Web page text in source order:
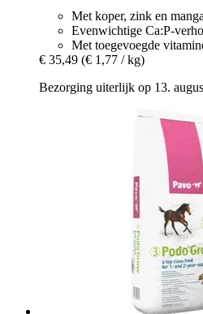
Met koper, zink en
Evenwichtige Ca:P-
Met toegevoegde
€ 35,49 (€ 1,77 / kg)
Bezorging uiterlijk op 13.